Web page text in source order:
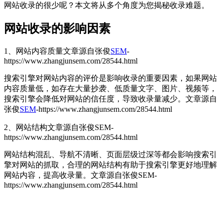
网站收录的很少呢？本文将从多个角度为您揭秘收录难题。
网站收录的影响因素
1、网站内容质量文章源自张俊SEM-
https://www.zhangjunsem.com/28544.html
搜索引擎对网站内容的评价是影响收录的重要因素，如果网站
内容质量低，如存在大量抄袭、低质量文字、图片、视频等，
搜索引擎会降低对网站的信任度，导致收录量减少。 文章源自
张俊SEM-https://www.zhangjunsem.com/28544.html
2、网站结构文章源自张俊SEM-
https://www.zhangjunsem.com/28544.html
网站结构混乱、导航不清晰、页面层级过深等都会影响搜索引
擎对网站的抓取，合理的网站结构有助于搜索引擎更好地理解
网站内容，提高收录量。 文章源自张俊SEM-
https://www.zhangjunsem.com/28544.html